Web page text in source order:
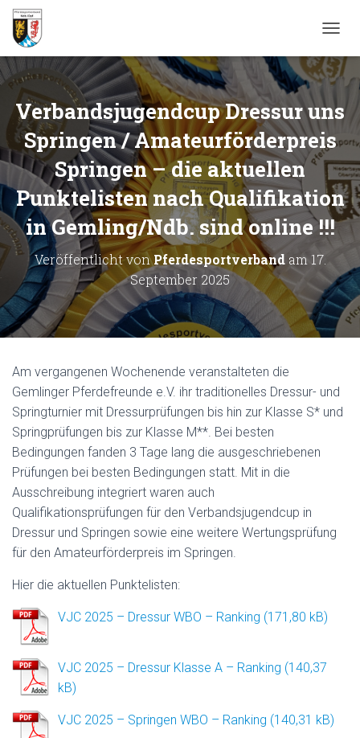
A
V
I
A
I
O
N
U
M
S
L
T
E
N
Verbandsjugendcup Dressur uns
Springen / Amateurförderpreis
Springen – die aktuellen
Punktelisten nach Qualifikation
in Gemling/Ndb. sind online !!!
Veröffentlicht vonPferdesportverbandam 17.
September 2025
Am vergangenen Wochenende veranstalteten die
Gemlinger Pferdefreunde e.V. ihr traditionelles Dressur- und
Springturnier mit Dressurprüfungen bis hin zur Klasse S* und
Springprüfungen bis zur Klasse M**. Bei besten
Bedingungen fanden 3 Tage lang die ausgeschriebenen
Prüfungen bei besten Bedingungen statt. Mit in die
Ausschreibung integriert waren auch
Qualifikationsprüfungen für den Verbandsjugendcup in
Dressur und Springen sowie eine weitere Wertungsprüfung
für den Amateurförderpreis im Springen.
Hier die aktuellen Punktelisten:
VJC 2025 – Dressur WBO – Ranking
VJC 2025 – Dressur Klasse A – Ranking
VJC 2025 – Springen WBO – Ranking